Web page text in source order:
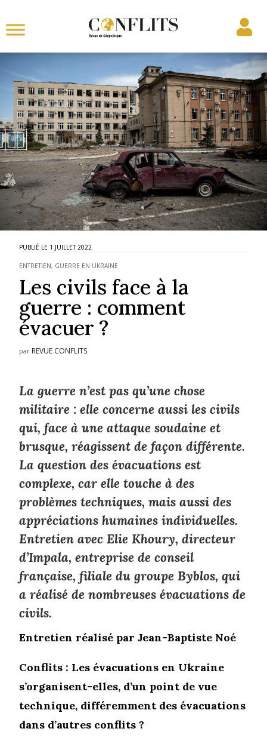
1 JUILLET 2022
ENTRETIEN, GUERRE EN UKRAINE
Les civils face à la
guerre : comment
évacuer ?
par REVUE CONFLITS
La guerre n’est pas qu’une chose
militaire : elle concerne aussi les civils
qui, face à une attaque soudaine et
brusque, réagissent de façon différente.
La question des évacuations est
complexe, car elle touche à des
problèmes techniques, mais aussi des
appréciations humaines individuelles.
Entretien avec Elie Khoury, directeur
d’Impala, entreprise de conseil
française, filiale du groupe Byblos, qui
a réalisé de nombreuses évacuations de
civils.
Entretien réalisé par Jean-Baptiste Noé
Conflits : Les évacuations en Ukraine
s’organisent-elles, d’un point de vue
technique, différemment des évacuations
dans d’autres conflits ?